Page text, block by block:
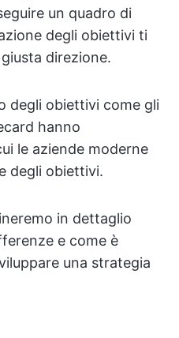
un quadro di
degli obiettivi ti
direzione.
degli obiettivi come gli
hanno
le aziende moderne
degli obiettivi.
in dettaglio
e come è
una strategia